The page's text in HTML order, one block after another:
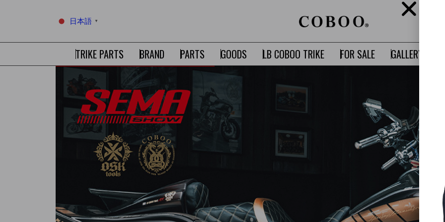
日本語 ▼
TRIKE PARTS BRAND PARTS GOODS LB COBOO TRIKE FOR SALE GALLERY